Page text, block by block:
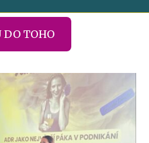
DO TOHO